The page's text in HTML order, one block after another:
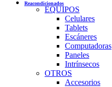
Reacondicionados
EQUIPOS
Celulares
Tablets
Escáneres
Computadoras
Paneles
Intrínsecos
OTROS
Accesorios